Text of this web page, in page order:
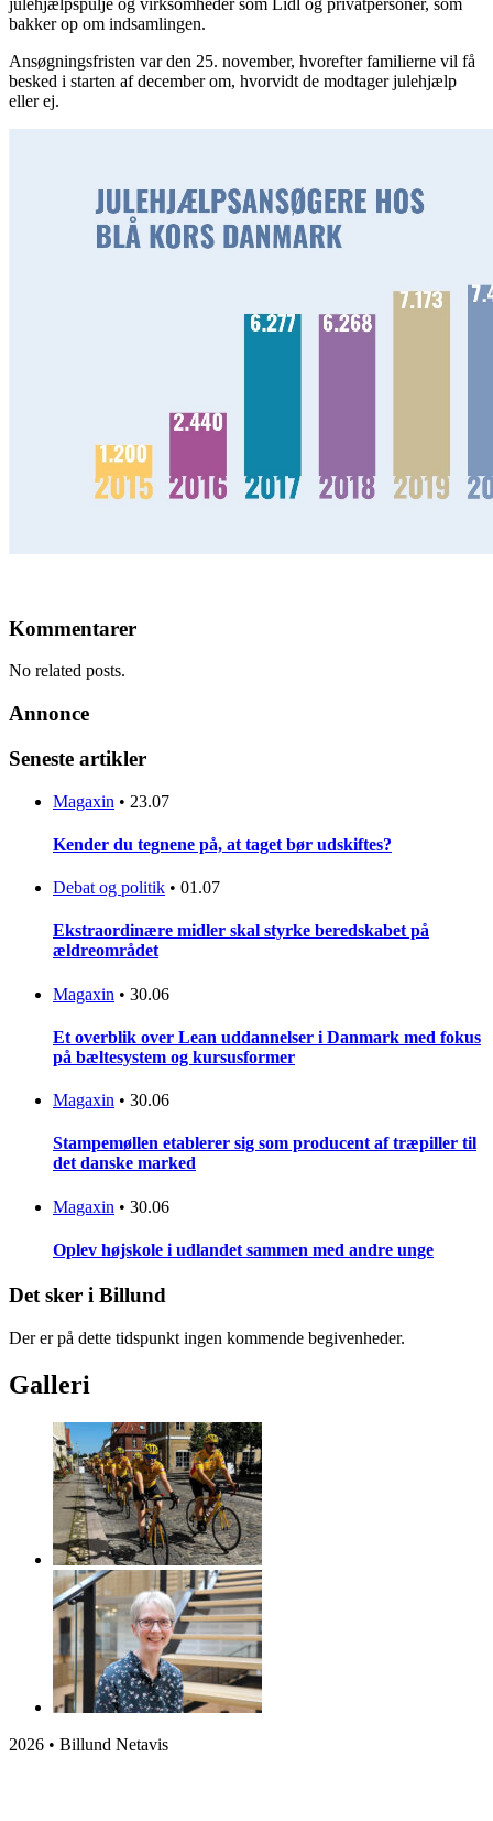
julehjælpspulje og virksomheder som Lidl og privatpersoner, som
bakker op om indsamlingen.
Ansøgningsfristen var den 25. november, hvorefter familierne vil få
besked i starten af december om, hvorvidt de modtager julehjælp
eller ej.
Kommentarer
No related posts.
Annonce
Seneste artikler
Magaxin • 23.07
Kender du tegnene på, at taget bør udskiftes?
Debat og politik • 01.07
Ekstraordinære midler skal styrke beredskabet på
ældreområdet
Magaxin • 30.06
Et overblik over Lean uddannelser i Danmark med fokus
på bæltesystem og kursusformer
Magaxin • 30.06
Stampemøllen etablerer sig som producent af træpiller til
det danske marked
Magaxin • 30.06
Oplev højskole i udlandet sammen med andre unge
Det sker i Billund
Der er på dette tidspunkt ingen kommende begivenheder.
Galleri
2026 • Billund Netavis